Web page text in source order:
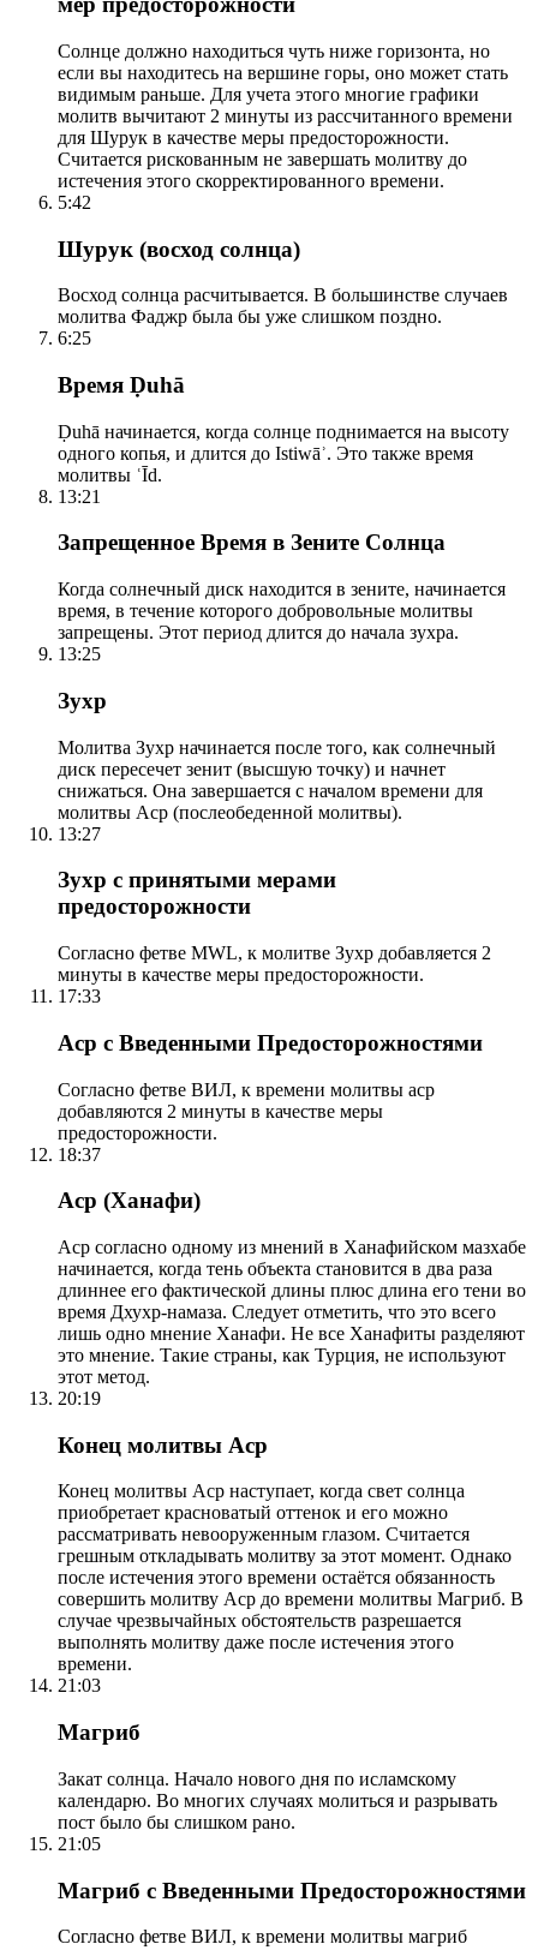
Солнце должно находиться чуть ниже горизонта, но
если вы находитесь на вершине горы, оно может стать
видимым раньше. Для учета этого многие графики
молитв вычитают 2 минуты из рассчитанного времени
для Шурук в качестве меры предосторожности.
Считается рискованным не завершать молитву до
истечения этого скорректированного времени.
5:42
Шурук (восход солнца)
Восход солнца расчитывается. В большинстве случаев
молитва Фаджр была бы уже слишком поздно.
6:25
Время Ḍuhā
Ḍuhā начинается, когда солнце поднимается на высоту
одного копья, и длится до Istiwāʾ. Это также время
молитвы ʿĪd.
13:21
Запрещенное Время в Зените Солнца
Когда солнечный диск находится в зените, начинается
время, в течение которого добровольные молитвы
запрещены. Этот период длится до начала зухра.
13:25
Зухр
Молитва Зухр начинается после того, как солнечный
диск пересечет зенит (высшую точку) и начнет
снижаться. Она завершается с началом времени для
молитвы Аср (послеобеденной молитвы).
13:27
Зухр с принятыми мерами
предосторожности
Согласно фетве MWL, к молитве Зухр добавляется 2
минуты в качестве меры предосторожности.
17:33
Аср с Введенными Предосторожностями
Согласно фетве ВИЛ, к времени молитвы аср
добавляются 2 минуты в качестве меры
предосторожности.
18:37
Аср (Ханафи)
Аср согласно одному из мнений в Ханафийском мазхабе
начинается, когда тень объекта становится в два раза
длиннее его фактической длины плюс длина его тени во
время Дхухр-намаза. Следует отметить, что это всего
лишь одно мнение Ханафи. Не все Ханафиты разделяют
это мнение. Такие страны, как Турция, не используют
этот метод.
20:19
Конец молитвы Аср
Конец молитвы Аср наступает, когда свет солнца
приобретает красноватый оттенок и его можно
рассматривать невооруженным глазом. Считается
грешным откладывать молитву за этот момент. Однако
после истечения этого времени остаётся обязанность
совершить молитву Аср до времени молитвы Магриб. В
случае чрезвычайных обстоятельств разрешается
выполнять молитву даже после истечения этого
времени.
21:03
Магриб
Закат солнца. Начало нового дня по исламскому
календарю. Во многих случаях молиться и разрывать
пост было бы слишком рано.
21:05
Магриб с Введенными Предосторожностями
Согласно фетве ВИЛ, к времени молитвы магриб